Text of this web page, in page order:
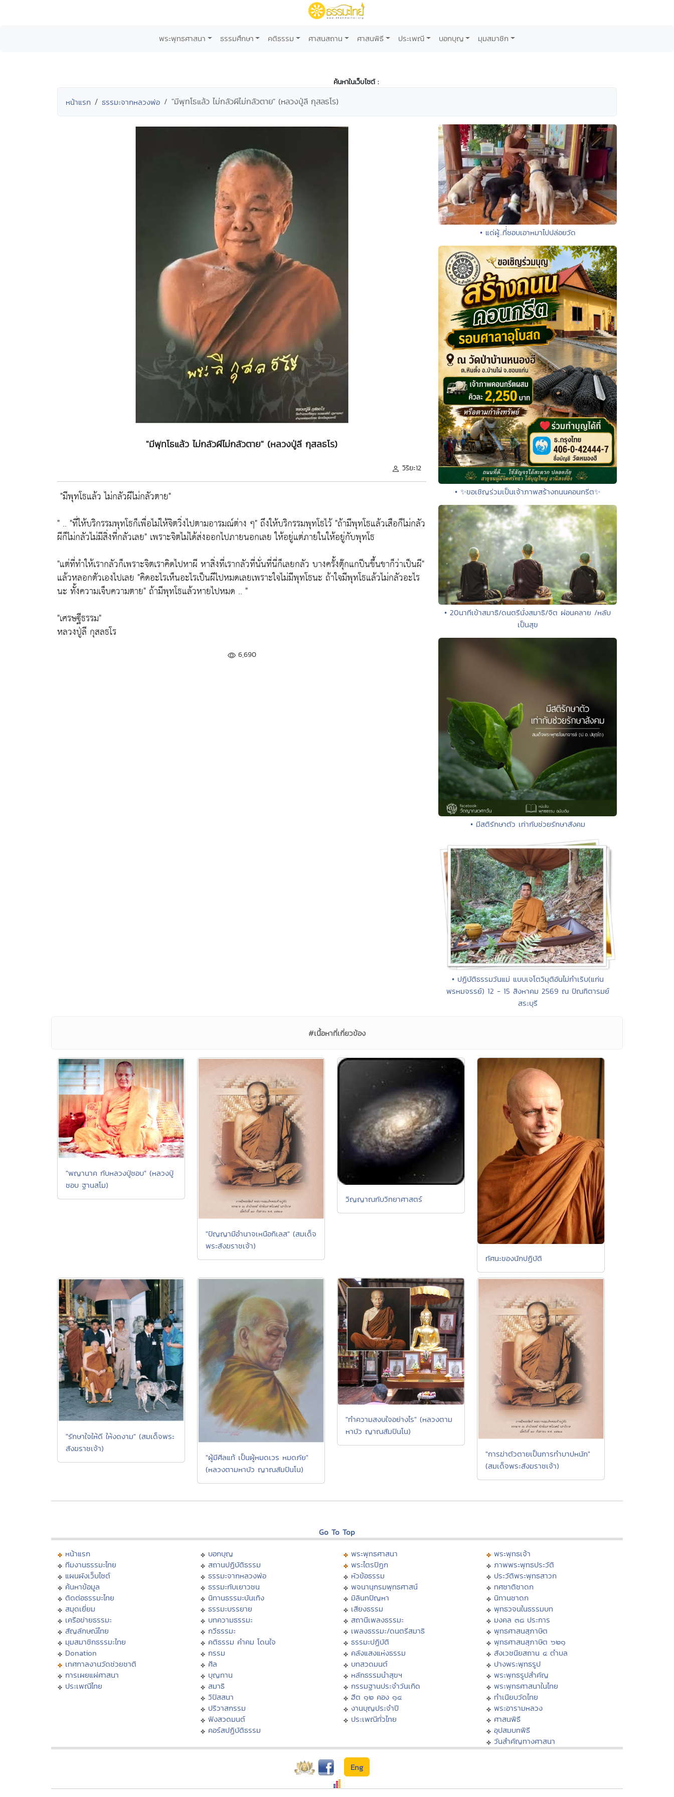
พระพุทธศาสนา ธรรมศึกษา คติธรรม ศาสนสถาน ศาสนพิธี ประเพณี บอกบุญ มุมสมาชิก
ค้นหาในเว็บไซต์ :
หน้าแรก ธรรมะจากหลวงพ่อ "มีพุทโธแล้ว ไม่กลัวผีไม่กลัวตาย" (หลวงปู่ลี กุสลธโร)
"มีพุทโธแล้ว ไม่กลัวผีไม่กลัวตาย" (หลวงปู่ลี กุสลธโร)
วิริยะ12
"มีพุทโธแล้ว ไม่กลัวผีไม่กลัวตาย"
" .. "ที่ให้บริกรรมพุทโธก็เพื่อไม่ให้จิตวิ่งไปตามอารมณ์ต่าง ๆ"ถึงให้บริกรรมพุทโธไว้"ถ้ามีพุทโธแล้วเสือก็ไม่กลัว
ผีก็ไม่กลัวไม่มีสิ่งที่กลัวเลย" เพราะจิตไม่ได้ส่งออกไปภายนอกเลย ให้อยู่แต่ภายในให้อยู่กับพุทโธ
"แต่ที่ทำให้เรากลัวก็เพราะจิตเราคิดไปหาผี หาสิ่งที่เรากลัวที่นั่นที่นี่ก็เลยกลัว บางครั้งตุ๊กแกปีนขึ้นขาก็ว่าเป็นผี"
แล้วหลอกตัวเองไปเลย "คิดอะไรเห็นอะไรเป็นผีไปหมดเลยเพราะใจไม่มีพุทโธนะ ถ้าใจมีพุทโธแล้วไม่กลัวอะไร
นะ ทั้งความเจ็บความตาย"ถ้ามีพุทโธแล้วหายไปหมด .. "
"เศรษฐีธรรม"
หลวงปู่ลี กุสลธโร
6,690
• แด่ผู้..ที่่ชอบเอาหมาไปปล่อยวัด
• ✨ขอเชิญร่วมเป็นเจ้าภาพสร้างถนนคอนกรีต✨
• 20นาทีเข้าสมาธิ/ดนตรีนั่งสมาธิ/จิต ผ่อนคลาย /หลับ
เป็นสุข
• มีสติรักษาตัว เท่ากับช่วยรักษาสังคม
• ปฏิบัติธรรมวันแม่ แบบเจโตวิมุติอันไม่กำเริบ(แก่น
พรหมจรรย์) 12 - 15 สิงหาคม 2569 ณ ปัณฑิตารมย์
สระบุรี
#เนื้อหาที่เกี่ยวข้อง
"พญานาค กับหลวงปู่ชอบ" (หลวงปู่
ชอบ ฐานสโม)
"ปัญญามีอำนาจเหนือกิเลส" (สมเด็จ
พระสังฆราชเจ้า)
วิญญาณกับวิทยาศาสตร์
ทัศนะของนักปฏิบัติ
"รักษาใจให้ดี ให้งดงาม" (สมเด็จพระ
สังฆราชเจ้า)
"ผู้มีศีลแท้ เป็นผู้หมดเวร หมดภัย"
(หลวงตามหาบัว ญาณสัมปันโน)
"ทำความสงบใจอย่างไร" (หลวงตาม
หาบัว ญาณสัมปันโน)
"การฆ่าตัวตายเป็นการทำบาปหนัก"
(สมเด็จพระสังฆราชเจ้า)
Go To Top
หน้าแรก
ทีมงานธรรมะไทย
แผนผังเว็บไซต์
ค้นหาข้อมูล
ติดต่อธรรมะไทย
สมุดเยี่ยม
เครือข่ายธรรมะ
สัญลักษณ์ไทย
มุมสมาชิกธรรมะไทย
Donation
เทศกาลงานวัดช่วยชาติ
การเผยแผ่ศาสนา
ประเพณีไทย
บอกบุญ
สถานปฏิบัติธรรม
ธรรมะจากหลวงพ่อ
ธรรมะกับเยาวชน
นิทานธรรมะบันเทิง
ธรรมะบรรยาย
บทความธรรมะ
กวีธรรมะ
คติธรรม คำคม โดนใจ
กรรม
ศีล
บุญทาน
สมาธิ
วิปัสสนา
ปริวาสกรรม
ฟังสวดมนต์
คอร์สปฏิบัติธรรม
พระพุทธศาสนา
พระไตรปิฏก
หัวข้อธรรม
พจนานุกรมพุทธศาสน์
มิลินทปัญหา
เสียงธรรม
สถานีเพลงธรรมะ
เพลงธรรมะ/ดนตรีสมาธิ
ธรรมะปฏิบัติ
คลังแสงแห่งธรรม
บทสวดมนต์
หลักธรรมนำสุขฯ
กรรมฐานประจำวันเกิด
ฮีต ๑๒ คอง ๑๔
งานบุญประจำปี
ประเพณีทั่วไทย
พระพุทธเจ้า
ภาพพระพุทธประวัติ
ประวัติพระพุทธสาวก
ทศชาติชาดก
นิทานชาดก
พุทธวจนในธรรมบท
มงคล ๓๘ ประการ
พุทธศาสนสุภาษิต
พุทธศาสนสุภาษิต ๖๒๑
สังเวชนียสถาน ๔ ตำบล
ปางพระพุทธรูป
พระพุทธรูปสำคัญ
พระพุทธศาสนาในไทย
ทำเนียบวัดไทย
พระอารามหลวง
ศาสนพิธี
อุปสมบทพิธี
วันสำคัญทางศาสนา
Eng